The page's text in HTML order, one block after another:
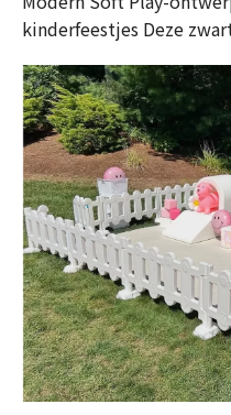
kinderfeestjes Deze